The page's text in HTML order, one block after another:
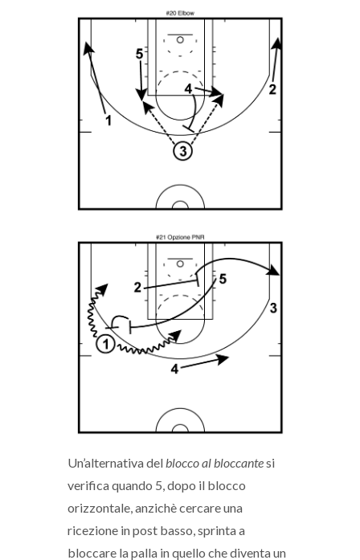
Un’alternativa delblocco al bloccantesi
verifica quando 5, dopo il blocco
orizzontale, anzichè cercare una
ricezione in post basso, sprinta a
bloccare la palla in quello che diventa un